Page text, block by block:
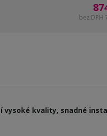
bez DPH
kvality, snadné